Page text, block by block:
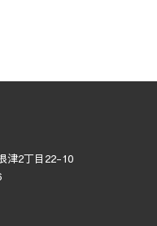
津2丁目22-10